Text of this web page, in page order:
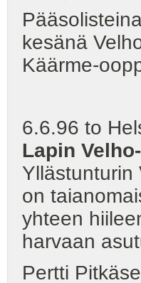
kesänä
Käärme-
6.6.96 to
Lapin
Yllästunturin
on
yhteen
harvaan
Pertti